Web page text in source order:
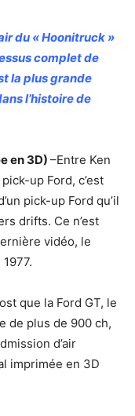
du « Hoonitruck »
complet de
la plus grande
l’histoire de
en 3D) –Entre Ken
up Ford, c’est
pick-up Ford qu’il
drifts. Ce n’est
vidéo, le
que la Ford GT, le
de plus de 900 ch,
d’air
imprimée en 3D